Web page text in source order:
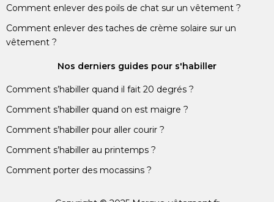
Comment enlever des poils de chat sur un vêtement ?
Comment enlever des taches de crème solaire sur un
vêtement ?
Nos derniers guides pour s'habiller
Comment s’habiller quand il fait 20 degrés ?
Comment s’habiller quand on est maigre ?
Comment s’habiller pour aller courir ?
Comment s’habiller au printemps ?
Comment porter des mocassins ?